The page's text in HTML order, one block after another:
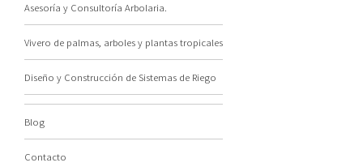
Asesoría y Consultoría Arbolaria.
Vivero de palmas, arboles y plantas tropicales
Diseño y Construcción de Sistemas de Riego
Blog
Contacto